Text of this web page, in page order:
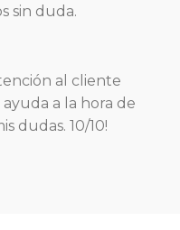
sin duda.
al cliente
a la hora de
dudas. 10/10!